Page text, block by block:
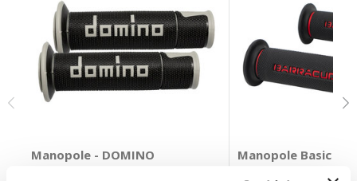
Manopole - DOMINO Manopole Basic